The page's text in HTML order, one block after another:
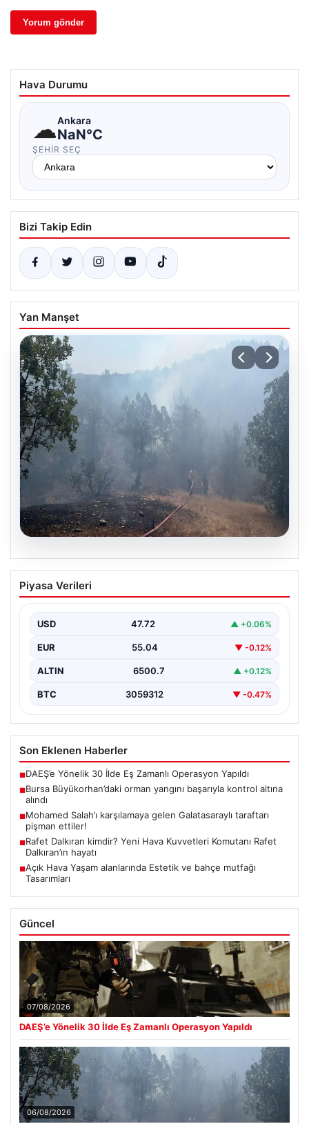
Hava Durumu
☁Ankara
NaN°C
ŞEHIR SEÇ
Bizi Takip Edin
Yan Manşet
06.08.2026
Bursa Büyükorhan’daki orman yangını
başarıyla kontrol altına alındı
geçtiğimiz saatlerde meydana gelen büyük orman
yangını, yerel…
Piyasa Verileri
USD 47.72 ▲ +0.06%
EUR 55.04 ▼ -0.12%
ALTIN 6500.7 ▲ +0.12%
BTC 3059312 ▼ -0.47%
Son Eklenen Haberler
■DAEŞ’e Yönelik 30 İlde Eş Zamanlı Operasyon Yapıldı
■Bursa Büyükorhan’daki orman yangını başarıyla kontrol altına
alındı
■Mohamed Salah’ı karşılamaya gelen Galatasaraylı taraftarı
pişman ettiler!
■Rafet Dalkıran kimdir? Yeni Hava Kuvvetleri Komutanı Rafet
Dalkıran’ın hayatı
■Açık Hava Yaşam alanlarında Estetik ve bahçe mutfağı
Tasarımları
Güncel
07/08/2026
DAEŞ’e Yönelik 30 İlde Eş Zamanlı Operasyon Yapıldı
06/08/2026